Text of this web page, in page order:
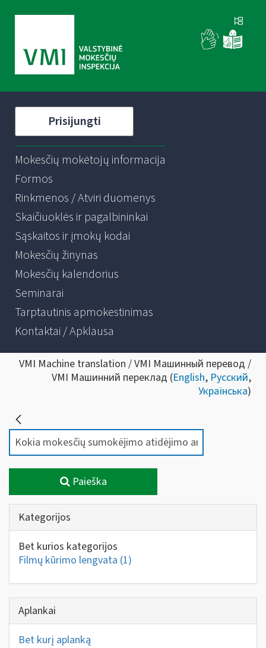
Prisijungti
Mokesčių mokėtojų informacija
Formos
Rinkmenos / Atviri duomenys
Skaičiuoklės ir pagalbininkai
Sąskaitos ir įmokų kodai
Mokesčių žinynas
Mokesčių kalendorius
Seminarai
Tarptautinis apmokestinimas
Kontaktai / Apklausa
VMI Machine translation / VMI Машинный перевод /
VMI Машинний переклад (English, Русский,
Українська)
Paieška
Kategorijos
Bet kurios kategorijos
Filmų kūrimo lengvata (1)
Aplankai
Bet kurį aplanką